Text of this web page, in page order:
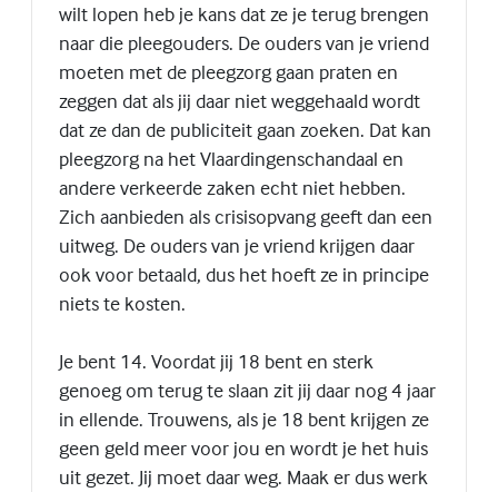
wilt lopen heb je kans dat ze je terug brengen
naar die pleegouders. De ouders van je vriend
moeten met de pleegzorg gaan praten en
zeggen dat als jij daar niet weggehaald wordt
dat ze dan de publiciteit gaan zoeken. Dat kan
pleegzorg na het Vlaardingenschandaal en
andere verkeerde zaken echt niet hebben.
Zich aanbieden als crisisopvang geeft dan een
uitweg. De ouders van je vriend krijgen daar
ook voor betaald, dus het hoeft ze in principe
niets te kosten.
Je bent 14. Voordat jij 18 bent en sterk
genoeg om terug te slaan zit jij daar nog 4 jaar
in ellende. Trouwens, als je 18 bent krijgen ze
geen geld meer voor jou en wordt je het huis
uit gezet. Jij moet daar weg. Maak er dus werk